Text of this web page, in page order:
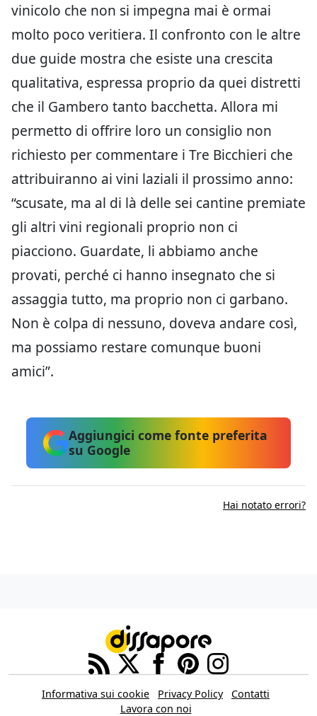
vinicolo che non si impegna mai è ormai
molto poco veritiera. Il confronto con le altre
due guide mostra che esiste una crescita
qualitativa, espressa proprio da quei distretti
che il Gambero tanto bacchetta. Allora mi
permetto di offrire loro un consiglio non
richiesto per commentare i Tre Bicchieri che
attribuiranno ai vini laziali il prossimo anno:
“scusate, ma al di là delle sei cantine premiate
gli altri vini regionali proprio non ci
piacciono. Guardate, li abbiamo anche
provati, perché ci hanno insegnato che si
assaggia tutto, ma proprio non ci garbano.
Non è colpa di nessuno, doveva andare così,
ma possiamo restare comunque buoni
amici”.
Aggiungici come fonte preferita
su Google
Hai notato errori?
Informativa sui cookie Privacy Policy
Contatti
Lavora con noi